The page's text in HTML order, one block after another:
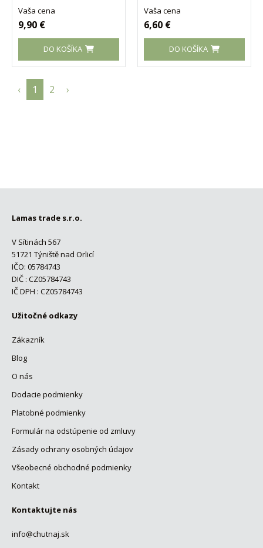
Vaša cena
9,90 €
DO KOŠÍKA
Vaša cena
6,60 €
DO KOŠÍKA
‹ 1 2 ›
Lamas trade s.r.o.
V Sítinách 567
51721 Týniště nad Orlicí
IČO: 05784743
DIČ : CZ05784743
IČ DPH : CZ05784743
Užitočné odkazy
Zákazník
Blog
O nás
Dodacie podmienky
Platobné podmienky
Formulár na odstúpenie od zmluvy
Zásady ochrany osobných údajov
Všeobecné obchodné podmienky
Kontakt
Kontaktujte nás
info@chutnaj.sk